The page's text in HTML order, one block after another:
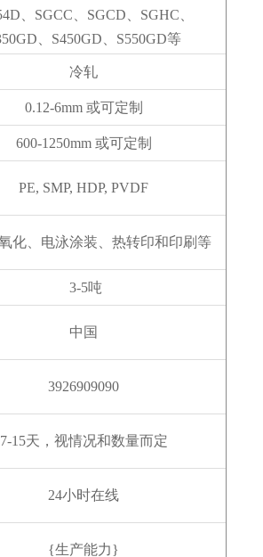
、SGCC、SGCD、SGHC、
、S450GD、S550GD等
冷轧
0.12-6mm 或可定制
600-1250mm 或可定制
PE, SMP, HDP, PVDF
化、电泳涂装、热转印和印刷等
3-5吨
中国
3926909090
7-15天，视情况和数量而定
24小时在线
{生产能力}